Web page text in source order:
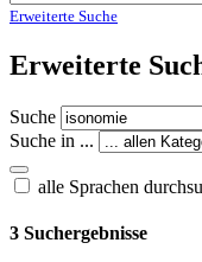
Erweiterte Suche
Erweiterte
Suche
Suche in ...
alle Sprachen
3 Suchergebnisse